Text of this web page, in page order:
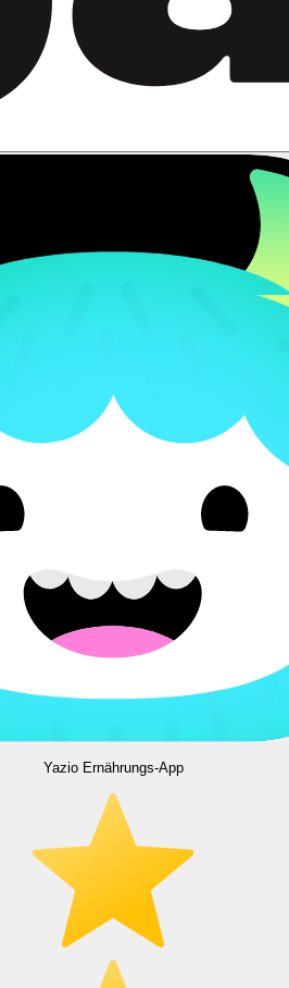
Yazio Ernährungs-App